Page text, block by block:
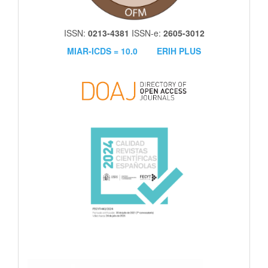
ISSN: 0213-4381 ISSN-e: 2605-3012
MIAR-ICDS = 10.0
ERIH PLUS